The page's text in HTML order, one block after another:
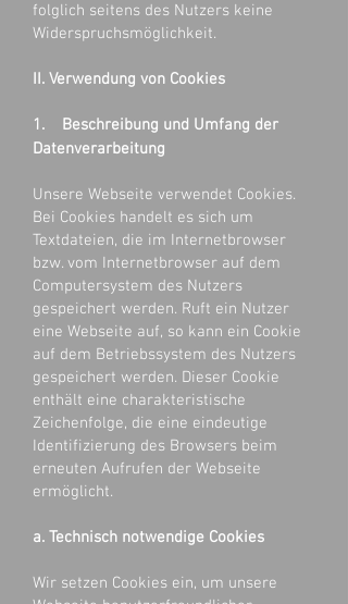
folglich seitens des Nutzers keine
Widerspruchsmöglichkeit.
II. Verwendung von Cookies
1. Beschreibung und Umfang der
Datenverarbeitung
Unsere Webseite verwendet Cookies.
Bei Cookies handelt es sich um
Textdateien, die im Internetbrowser
bzw. vom Internetbrowser auf dem
Computersystem des Nutzers
gespeichert werden. Ruft ein Nutzer
eine Webseite auf, so kann ein Cookie
auf dem Betriebssystem des Nutzers
gespeichert werden. Dieser Cookie
enthält eine charakteristische
Zeichenfolge, die eine eindeutige
Identifizierung des Browsers beim
erneuten Aufrufen der Webseite
ermöglicht.
a. Technisch notwendige Cookies
Wir setzen Cookies ein, um unsere